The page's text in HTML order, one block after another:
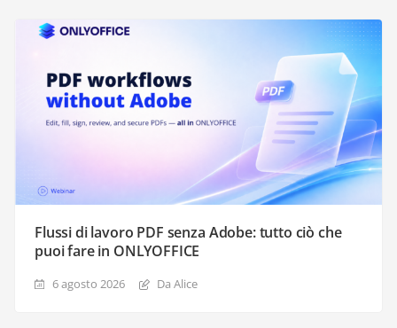
Flussi di lavoro PDF senza Adobe: tutto ciò che
puoi fare in ONLYOFFICE
6 agosto 2026 Da Alice